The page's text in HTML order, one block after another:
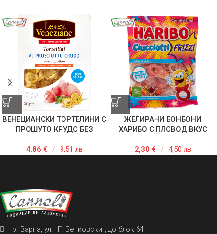
ВЕНЕЦИАНСКИ ТОРТЕЛИНИ С
ПРОШУТО КРУДО БЕЗ
4,86 € / 9,51 лв
ЖЕЛИРАНИ БОНБОНИ
ХАРИБО С ПЛОВОД ВКУС
2,30 € / 4,50 лв
гр. Варна, ул. "Г. Бенковски", до блок 64